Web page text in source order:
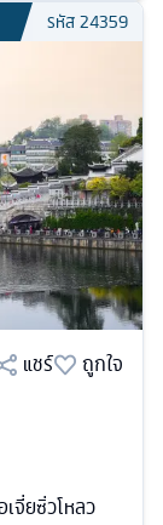
รหัส24359
แชร์
ถูกใจ
จี่ยซิ่วโหลว